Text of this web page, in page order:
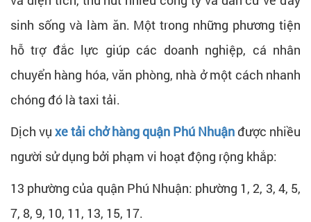
sinh sống và làm ăn. Một trong những phương tiện
hỗ trợ đắc lực giúp các doanh nghiệp, cá nhân
chuyển hàng hóa, văn phòng, nhà ở một cách nhanh
chóng đó là taxi tải.
Dịch vụ xe tải chở hàng quận Phú Nhuận được nhiều
người sử dụng bởi phạm vi hoạt động rộng khắp:
13 phường của quận Phú Nhuận: phường 1, 2, 3, 4, 5,
7, 8, 9, 10, 11, 13, 15, 17.